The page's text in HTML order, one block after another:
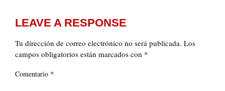
LEAVE A RESPONSE
Tu dirección de correo electrónico no será publicada. Los
campos obligatorios están marcados con *
Comentario *